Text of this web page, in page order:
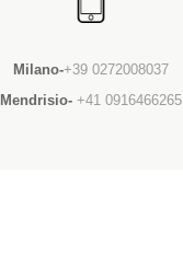
Milano-+39 0272008037
Mendrisio- +41 0916466265